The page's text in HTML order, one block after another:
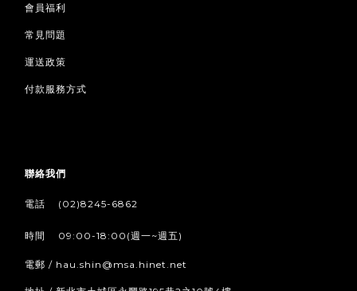
會員福利
常見問題
運送政策
付款服務方式
聯絡我們
電話 (02)8245-6862
時間 09:00-18:00(週一~週五)
電郵 / hau.shin@msa.hinet.net